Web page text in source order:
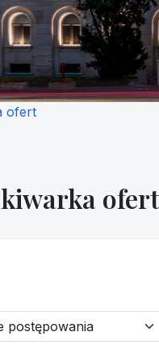
ofert
ofert